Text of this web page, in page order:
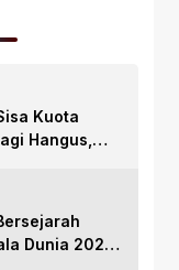
Kuota
Hangus,
Dunia 2026: